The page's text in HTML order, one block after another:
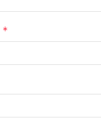
*